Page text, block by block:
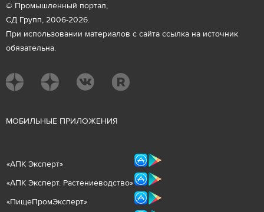
© Промышленный портал,
СД Групп, 2006-2026.
При использовании материалов с сайта ссылка на источник
обязательна.
МОБИЛЬНЫЕ ПРИЛОЖЕНИЯ
«АПК Эксперт»
«АПК Эксперт. Растениеводство»
«ПищеПромЭксперт»